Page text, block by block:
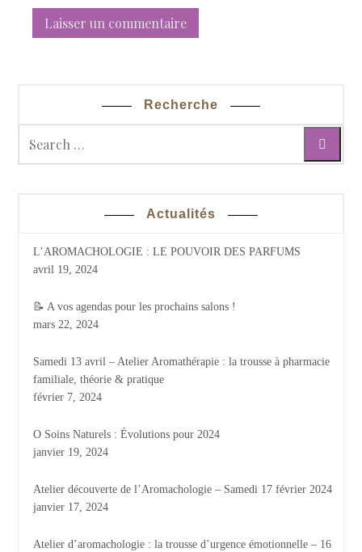
Recherche
Actualités
L’AROMACHOLOGIE : LE POUVOIR DES PARFUMS
avril 19, 2024
📝 A vos agendas pour les prochains salons !
mars 22, 2024
Samedi 13 avril – Atelier Aromathérapie : la trousse à pharmacie
familiale, théorie & pratique
février 7, 2024
O Soins Naturels : Évolutions pour 2024
janvier 19, 2024
Atelier découverte de l’Aromachologie – Samedi 17 février 2024
janvier 17, 2024
Atelier d’aromachologie : la trousse d’urgence émotionnelle – 16